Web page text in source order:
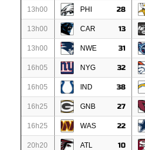
13h00 PHI 28
13h00 CAR 13
13h00 NWE 31
16h05 NYG 32
16h05 IND 38
16h25 GNB 27
16h25 WAS 22
20h20 ATL 10